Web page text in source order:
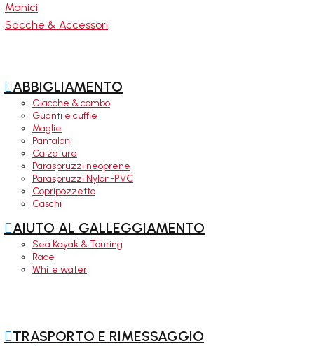
Manici
Sacche & Accessori
ABBIGLIAMENTO
Giacche & combo
Guanti e cuffie
Maglie
Pantaloni
Calzature
Paraspruzzi neoprene
Paraspruzzi Nylon-PVC
Copripozzetto
Caschi
AIUTO AL GALLEGGIAMENTO
Sea Kayak & Touring
Race
White water
TRASPORTO E RIMESSAGGIO